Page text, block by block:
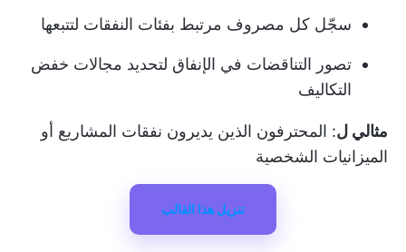
سجّل كل مصروف مرتبط بفئات النفقات لتتبعها
تصور التناقضات في الإنفاق لتحديد مجالات خفض
التكاليف
مثالي ل: المحترفون الذين يديرون نفقات المشاريع أو
الميزانيات الشخصية
تنزيل هذا القالب